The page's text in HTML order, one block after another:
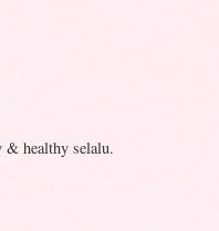
& healthy selalu.